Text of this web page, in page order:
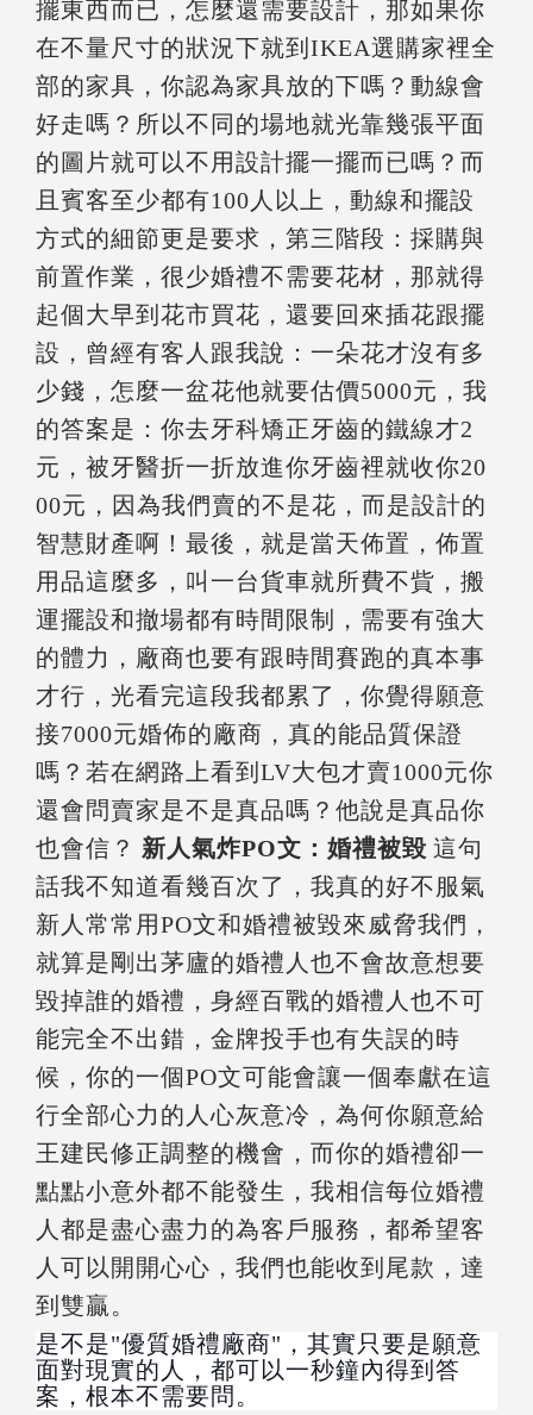
擺東西而已，怎麼還需要設計，那如果你
在不量尺寸的狀況下就到IKEA選購家裡全
部的家具，你認為家具放的下嗎？動線會
好走嗎？所以不同的場地就光靠幾張平面
的圖片就可以不用設計擺一擺而已嗎？而
且賓客至少都有100人以上，動線和擺設
方式的細節更是要求，第三階段：採購與
前置作業，很少婚禮不需要花材，那就得
起個大早到花市買花，還要回來插花跟擺
設，曾經有客人跟我說：一朵花才沒有多
少錢，怎麼一盆花他就要估價5000元，我
的答案是：你去牙科矯正牙齒的鐵線才2
元，被牙醫折一折放進你牙齒裡就收你20
00元，因為我們賣的不是花，而是設計的
智慧財產啊！最後，就是當天佈置，佈置
用品這麼多，叫一台貨車就所費不貲，搬
運擺設和撤場都有時間限制，需要有強大
的體力，廠商也要有跟時間賽跑的真本事
才行，光看完這段我都累了，你覺得願意
接7000元婚佈的廠商，真的能品質保證
嗎？若在網路上看到LV大包才賣1000元你
還會問賣家是不是真品嗎？他說是真品你
也會信？ 新人氣炸PO文：婚禮被毀 這句
話我不知道看幾百次了，我真的好不服氣
新人常常用PO文和婚禮被毀來威脅我們，
就算是剛出茅廬的婚禮人也不會故意想要
毀掉誰的婚禮，身經百戰的婚禮人也不可
能完全不出錯，金牌投手也有失誤的時
候，你的一個PO文可能會讓一個奉獻在這
行全部心力的人心灰意冷，為何你願意給
王建民修正調整的機會，而你的婚禮卻一
點點小意外都不能發生，我相信每位婚禮
人都是盡心盡力的為客戶服務，都希望客
人可以開開心心，我們也能收到尾款，達
到雙贏。
是不是"優質婚禮廠商"，其實只要是願意
面對現實的人，都可以一秒鐘內得到答
案，根本不需要問。